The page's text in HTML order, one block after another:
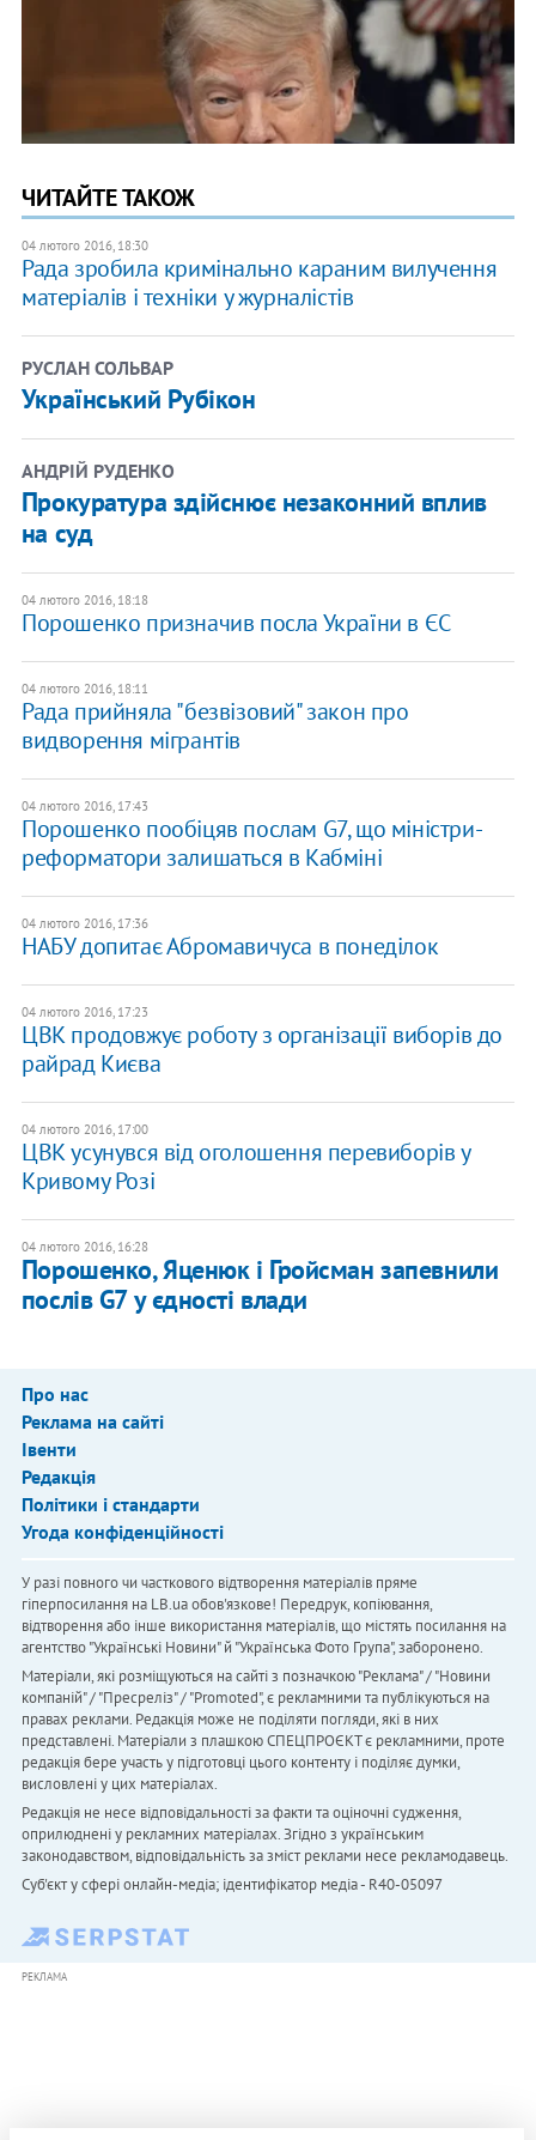
ЧИТАЙТЕ ТАКОЖ
04 лютого 2016, 18:30
Рада зробила кримінально караним вилучення
матеріалів і техніки у журналістів
РУСЛАН СОЛЬВАР
​Український Рубікон
АНДРІЙ РУДЕНКО
Прокуратура здійснює незаконний вплив
на суд
04 лютого 2016, 18:18
Порошенко призначив посла України в ЄС
04 лютого 2016, 18:11
Рада прийняла "безвізовий" закон про
видворення мігрантів
04 лютого 2016, 17:43
Порошенко пообіцяв послам G7, що міністри-
реформатори залишаться в Кабміні
04 лютого 2016, 17:36
НАБУ допитає Абромавичуса в понеділок
04 лютого 2016, 17:23
ЦВК продовжує роботу з організації виборів до
райрад Києва
04 лютого 2016, 17:00
ЦВК усунувся від оголошення перевиборів у
Кривому Розі
04 лютого 2016, 16:28
Порошенко, Яценюк і Гройсман запевнили
послів G7 у єдності влади
Про нас
Реклама на сайті
Івенти
Редакція
Політики і стандарти
Угода конфіденційності
У разі повного чи часткового відтворення матеріалів пряме
гіперпосилання на LB.ua обов'язкове! Передрук, копіювання,
відтворення або інше використання матеріалів, що містять посилання на
агентство "Українськi Новини" й "Українська Фото Група", заборонено.
Матеріали, які розміщуються на сайті з позначкою "Реклама" / "Новини
компаній" / "Пресреліз" / "Promoted", є рекламними та публікуються на
правах реклами. Редакція може не поділяти погляди, які в них
представлені. Матеріали з плашкою СПЕЦПРОЄКТ є рекламними, проте
редакція бере участь у підготовці цього контенту і поділяє думки,
висловлені у цих матеріалах.
Редакція не несе відповідальності за факти та оціночні судження,
оприлюднені у рекламних матеріалах. Згідно з українським
законодавством, відповідальність за зміст реклами несе рекламодавець.
Cуб'єкт у сфері онлайн-медіа; ідентифікатор медіа - R40-05097
РЕКЛАМА